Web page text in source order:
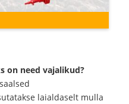
on need vajalikud?
laialdaselt mulla